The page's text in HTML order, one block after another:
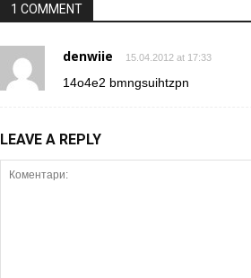
1 COMMENT
denwiie 15.04.2012 at 17:33
14o4e2 bmngsuihtzpn
LEAVE A REPLY